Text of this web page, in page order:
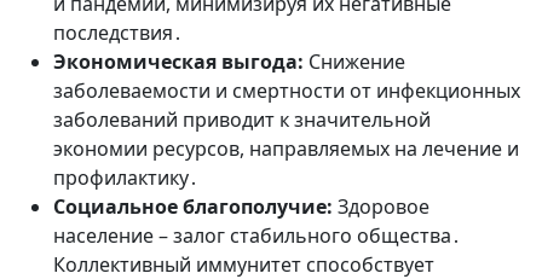
последствия․
Экономическая выгода: Снижение
заболеваемости и смертности от инфекционных
заболеваний приводит к значительной
экономии ресурсов, направляемых на лечение и
профилактику․
Социальное благополучие: Здоровое
население – залог стабильного общества․
Коллективный иммунитет способствует